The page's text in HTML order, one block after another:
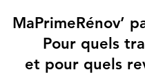
MaPrimeRénov’
Pour quels
et pour quels